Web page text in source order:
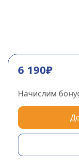
6 190₽
Начислим